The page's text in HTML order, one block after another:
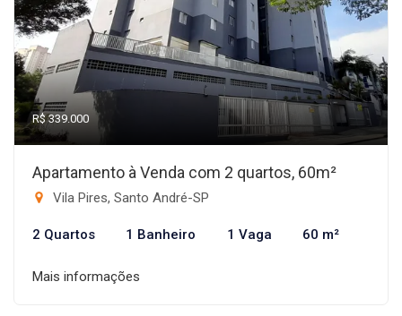
R$ 339.000
Apartamento à Venda com 2 quartos, 60m²
Vila Pires, Santo André-SP
2 Quartos 1 Banheiro 1 Vaga 60 m²
Mais informações